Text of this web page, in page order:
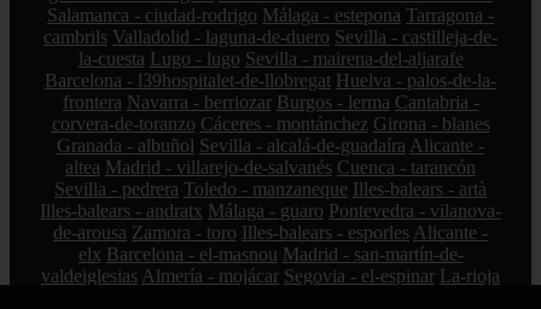
Salamanca - ciudad-rodrigo Málaga - estepona Tarragona -
cambrils Valladolid - laguna-de-duero Sevilla - castilleja-de-
la-cuesta Lugo - lugo Sevilla - mairena-del-aljarafe
Barcelona - l39hospitalet-de-llobregat Huelva - palos-de-la-
frontera Navarra - berriozar Burgos - lerma Cantabria -
corvera-de-toranzo Cáceres - montánchez Girona - blanes
Granada - albuñol Sevilla - alcalá-de-guadaíra Alicante -
altea Madrid - villarejo-de-salvanés Cuenca - tarancón
Sevilla - pedrera Toledo - manzaneque Illes-balears - artà
Illes-balears - andratx Málaga - guaro Pontevedra - vilanova-
de-arousa Zamora - toro Illes-balears - esporles Alicante -
elx Barcelona - el-masnou Madrid - san-martín-de-
valdeiglesias Almería - mojácar Segovia - el-espinar La-rioja